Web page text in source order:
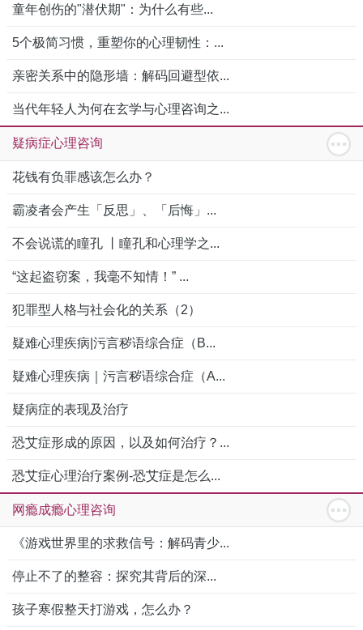
童年创伤的"潜伏期"：为什么有些...
5个极简习惯，重塑你的心理韧性：...
亲密关系中的隐形墙：解码回避型依...
当代年轻人为何在玄学与心理咨询之...
疑病症心理咨询
花钱有负罪感该怎么办？
霸凌者会产生「反思」、「后悔」...
不会说谎的瞳孔 丨瞳孔和心理学之...
“这起盗窃案，我毫不知情！” ...
犯罪型人格与社会化的关系（2）
疑难心理疾病|污言秽语综合症（B...
疑难心理疾病｜污言秽语综合症（A...
疑病症的表现及治疗
恐艾症形成的原因，以及如何治疗？...
恐艾症心理治疗案例-恐艾症是怎么...
网瘾成瘾心理咨询
《游戏世界里的求救信号：解码青少...
停止不了的整容：探究其背后的深...
孩子寒假整天打游戏，怎么办？